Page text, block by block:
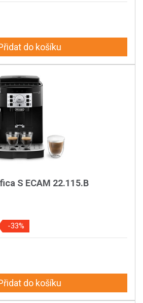
do košíku
S ECAM 22.115.B
-33%
do košíku